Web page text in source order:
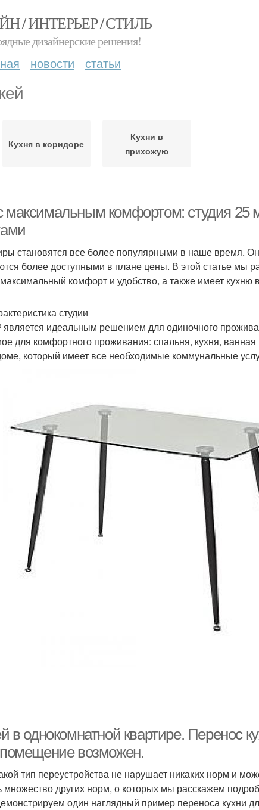
/ ИНТЕРЬЕР / СТИЛЬ
дизайнерские решения!
новости статьи
Кухня в коридоре
Кухни в
прихожую
комфортом: студия 25
становятся все более популярными в наше время.
более доступными в плане цены. В этой статье мы
максимальный комфорт и удобство, а также имеет кухню
студии
идеальным решением для одиночного
для комфортного проживания: спальня, кухня,
который имеет все необходимые коммунальные
в однокомнатной квартире. Перенос
возможен.
тип переустройства не нарушает никаких норм и
множество других норм, о которых мы расскажем
один наглядный пример переноса кухни